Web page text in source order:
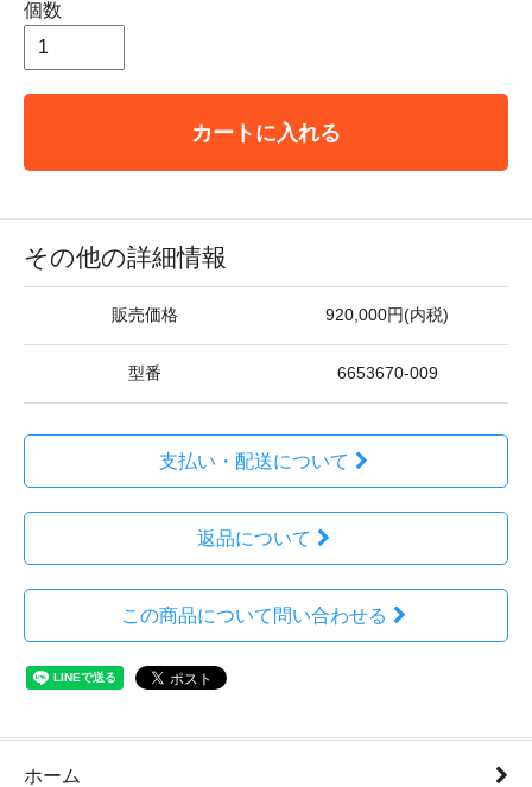
個数
カートに入れる
その他の詳細情報
販売価格 920,000円(内税)
型番 6653670-009
支払い・配送について
返品について
この商品について問い合わせる
ホーム